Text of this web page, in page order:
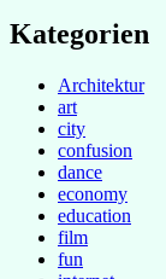
Kategorien
Architektur
art
city
confusion
dance
economy
education
film
fun